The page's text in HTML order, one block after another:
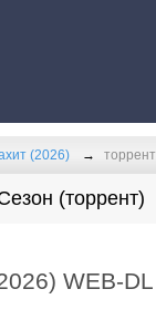
(2026)
(торрент)
WEB-